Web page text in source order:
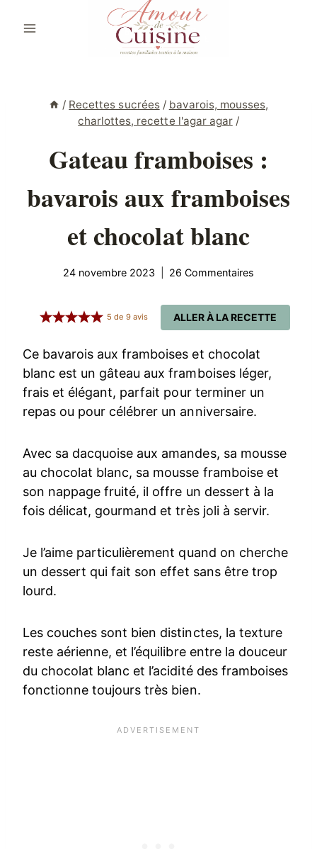
/ Recettes sucrées / bavarois, mousses,
charlottes, recette l'agar agar /
Gateau framboises :
bavarois aux framboises
et chocolat blanc
24 novembre 2023 26 Commentaires
ALLER À LA RECETTE
5 de9 avis
Ce bavarois aux framboises et chocolat
blanc est un gâteau aux framboises léger,
frais et élégant, parfait pour terminer un
repas ou pour célébrer un anniversaire.
Avec sa dacquoise aux amandes, sa mousse
au chocolat blanc, sa mousse framboise et
son nappage fruité, il offre un dessert à la
fois délicat, gourmand et très joli à servir.
Je l’aime particulièrement quand on cherche
un dessert qui fait son effet sans être trop
lourd.
Les couches sont bien distinctes, la texture
reste aérienne, et l’équilibre entre la douceur
du chocolat blanc et l’acidité des framboises
fonctionne toujours très bien.